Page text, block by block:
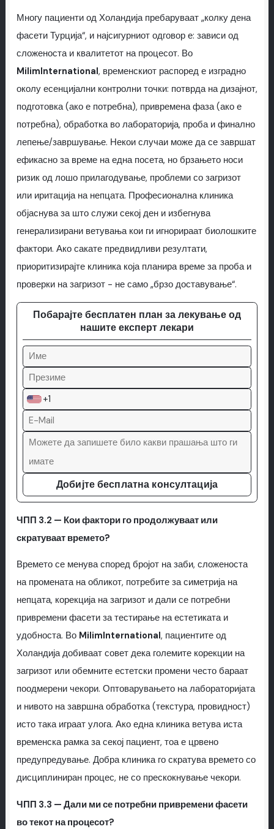
Многу пациенти од Холандија пребаруваат „колку дена
фасети Турција“, и најсигурниот одговор е: зависи од
сложеноста и квалитетот на процесот. Во
MilimInternational, временскиот распоред е изградно
околу есенцијални контролни точки: потврда на дизајнот,
подготовка (ако е потребна), привремена фаза (ако е
потребна), обработка во лабораторија, проба и финално
лепење/завршување. Некои случаи може да се завршат
ефикасно за време на една посета, но брзањето носи
ризик од лошо прилагодување, проблеми со загризот
или иритација на непцата. Професионална клиника
објаснува за што служи секој ден и избегнува
генерализирани ветувања кои ги игнорираат биолошките
фактори. Ако сакате предвидливи резултати,
приоритизирајте клиника која планира време за проба и
проверки на загризот - не само „брзо доставување“.
Побарајте бесплатен план за лекување од
нашите експерт лекари
+1
Добијте бесплатна консултација
ЧПП 3.2 — Кои фактори го продолжуваат или
скратуваат времето?
Времето се менува според бројот на заби, сложеноста
на промената на обликот, потребите за симетрија на
непцата, корекција на загризот и дали се потребни
привремени фасети за тестирање на естетиката и
удобноста. Во MilimInternational, пациентите од
Холандија добиваат совет дека големите корекции на
загризот или обемните естетски промени често бараат
поодмерени чекори. Оптоварувањето на лабораторијата
и нивото на завршна обработка (текстура, провидност)
исто така играат улога. Ако една клиника ветува иста
временска рамка за секој пациент, тоа е црвено
предупредување. Добра клиника го скратува времето со
дисциплиниран процес, не со прескокнување чекори.
ЧПП 3.3 — Дали ми се потребни привремени фасети
во текот на процесот?